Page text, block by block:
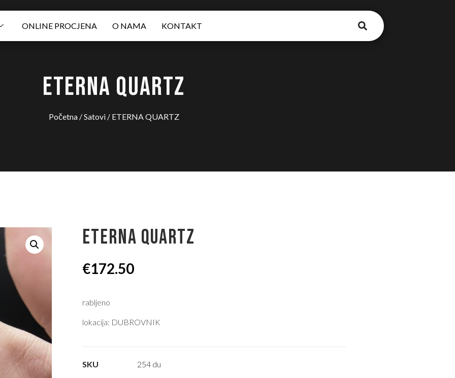
ONLINE PROCJENA O NAMA KONTAKT
ETERNA QUARTZ
Početna/Satovi/ ETERNA QUARTZ
ETERNA QUARTZ
€172.50
rabljeno
lokacija: DUBROVNIK
SKU
254 du